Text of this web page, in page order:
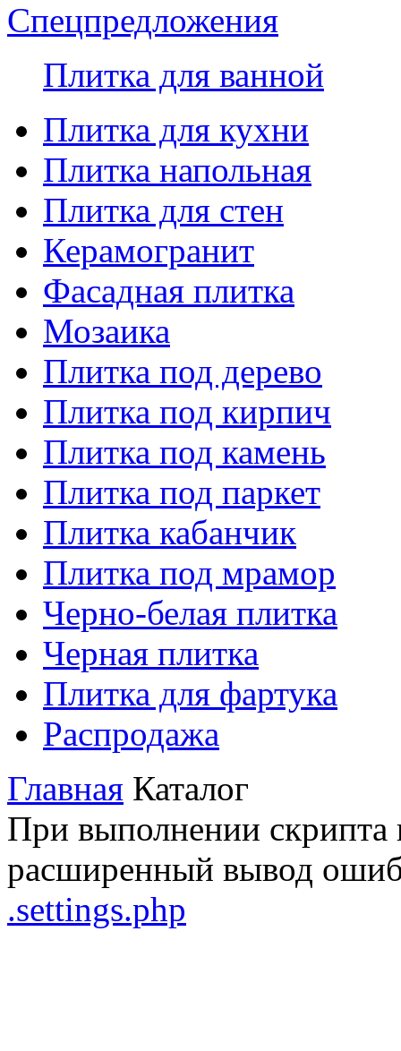
Спецпредложения
Плитка для ванной
Плитка для кухни
Плитка напольная
Плитка для стен
Керамогранит
Фасадная плитка
Мозаика
Плитка под дерево
Плитка под кирпич
Плитка под камень
Плитка под паркет
Плитка кабанчик
Плитка под мрамор
Черно-белая плитка
Черная плитка
Плитка для фартука
Распродажа
Главная Каталог
При выполнении
расширенный вывод
.settings.php